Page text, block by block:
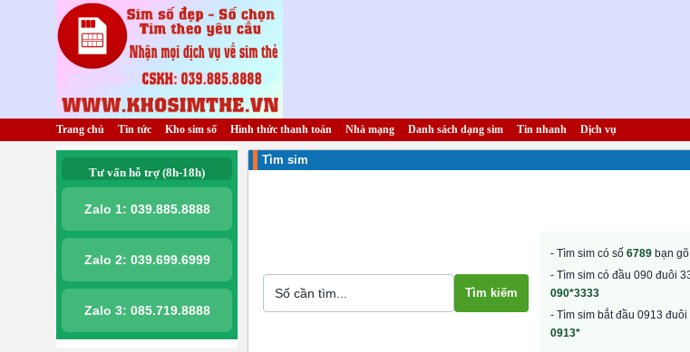
Trang chủ Tin tức Kho sim số Hình thức thanh toán Nhà mạng Danh sách dạng sim Tin nhanh Dịch vụ
Tư vấn hỗ trợ (8h-18h)
Zalo 1: 039.885.8888
Zalo 2: 039.699.6999
Zalo 3: 085.719.8888
Tìm sim
- Tìm sim có số6789 bạn
- Tìm sim có đầu 090 đuôi
090*3333
- Tìm sim bắt đầu 0913
0913*